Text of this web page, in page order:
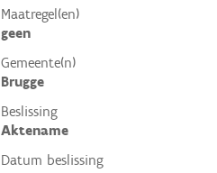
Maatregel(en)
geen
Gemeente(n)
Brugge
Beslissing
Aktename
Datum beslissing